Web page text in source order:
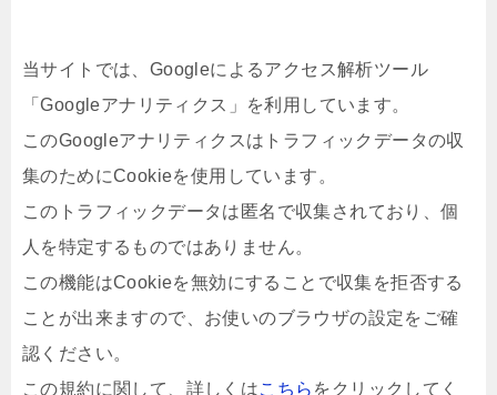
当サイトでは、Googleによるアクセス解析ツール
「Googleアナリティクス」を利用しています。
このGoogleアナリティクスはトラフィックデータの収
集のためにCookieを使用しています。
このトラフィックデータは匿名で収集されており、個
人を特定するものではありません。
この機能はCookieを無効にすることで収集を拒否する
ことが出来ますので、お使いのブラウザの設定をご確
認ください。
この規約に関して、詳しくはこちら をクリックしてく